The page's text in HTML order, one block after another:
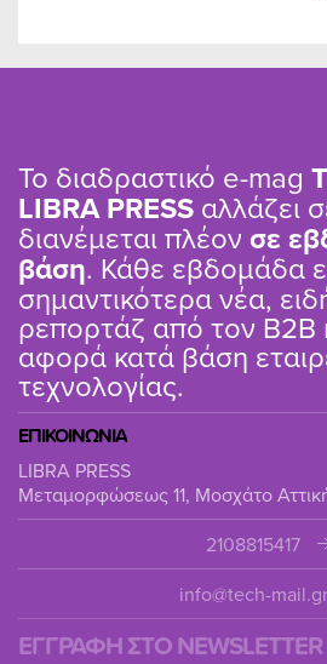
Το διαδραστικό e-mag
LIBRA PRESS αλλάζει
διανέμεται πλέον σε
βάση. Κάθε εβδομάδα
σημαντικότερα νέα,
ρεπορτάζ από τον
αφορά κατά βάση
τεχνολογίας.
ΕΠΙΚΟΙΝΩΝΙΑ
LIBRA PRESS
Μεταμορφώσεως 11, Μοσχάτο
2108815417
info@tech-mail.gr
ΕΓΓΡΑΦΗ ΣΤΟ NEWSLETTER